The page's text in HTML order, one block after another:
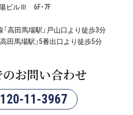
ビルⅢ 6F・7F
「高田馬場駅」戸山口より徒歩3分
田馬場駅」5番出口より徒歩5分
お問い合わせ
11-3967